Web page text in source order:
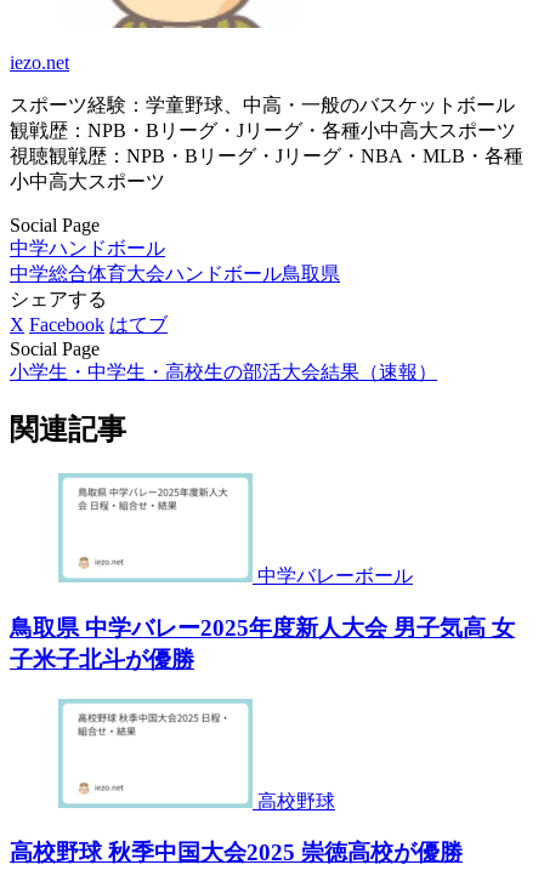
iezo.net
スポーツ経験：学童野球、中高・一般のバスケットボール
観戦歴：NPB・Bリーグ・Jリーグ・各種小中高大スポーツ
視聴観戦歴：NPB・Bリーグ・Jリーグ・NBA・MLB・各種
小中高大スポーツ
Social Page
中学ハンドボール
中学総合体育大会ハンドボール鳥取県
シェアする
X Facebook はてブ
Social Page
小学生・中学生・高校生の部活大会結果（速報）
関連記事
中学バレーボール
鳥取県 中学バレー2025年度新人大会 男子気高 女
子米子北斗が優勝
高校野球
高校野球 秋季中国大会2025 崇徳高校が優勝